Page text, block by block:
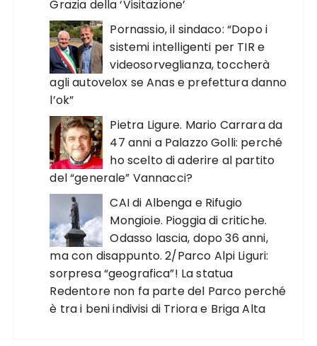
Grazia della ‘Visitazione’
Pornassio, il sindaco: “Dopo i
sistemi intelligenti per TIR e
videosorveglianza, toccherà
agli autovelox se Anas e prefettura danno
l’ok”
Pietra Ligure. Mario Carrara da
47 anni a Palazzo Golli: perché
ho scelto di aderire al partito
del “generale” Vannacci?
CAI di Albenga e Rifugio
Mongioie. Pioggia di critiche.
Odasso lascia, dopo 36 anni,
ma con disappunto. 2/Parco Alpi Liguri:
sorpresa “geografica”! La statua
Redentore non fa parte del Parco perché
è tra i beni indivisi di Triora e Briga Alta